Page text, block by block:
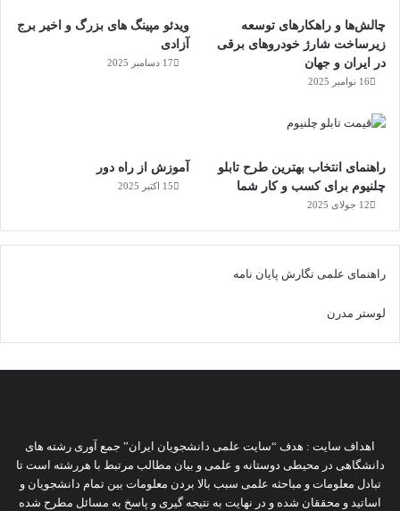
ویدئو مپینگ های بزرگ و اخیر برج
آزادی
17 دسامبر 2025
چالش‌ها و راهکارهای توسعه
زیرساخت شارژ خودروهای برقی
در ایران و جهان
16 نوامبر 2025
آموزش از راه دور
15 اکتبر 2025
راهنمای انتخاب بهترین طرح تابلو
چلنیوم برای کسب و کار شما
12 جولای 2025
راهنمای علمی نگارش پایان نامه
لوستر مدرن
اهداف سایت : هدف “سایت علمی دانشجویان ایران” جمع آوری رشته های
دانشگاهی در محیطی دوستانه و علمی و بیان مطالب مرتبط با هررشته است تا
تبادل معلومات و مباحثه علمی سبب بالا بردن معلومات بین تمام دانشجویان و
اساتید و محققان شده و در نهایت به نتیجه گیری و پاسخ به مسائل مطرح شده